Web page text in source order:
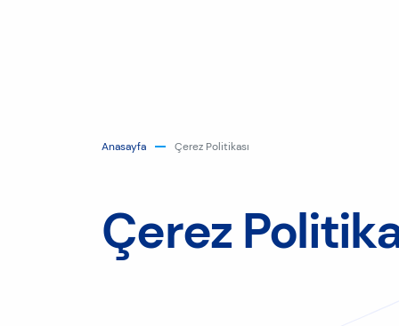
Anasayfa Çerez Politikası
Çerez